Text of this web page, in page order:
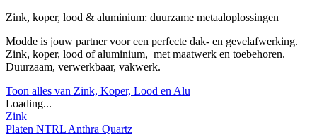
Zink, koper, lood & aluminium: duurzame metaaloplossingen
Modde is jouw partner voor een perfecte dak- en gevelafwerking.
Zink, koper, lood of aluminium, met maatwerk en toebehoren.
Duurzaam, verwerkbaar, vakwerk.
Toon alles van Zink, Koper, Lood en Alu
Loading...
Zink
Platen NTRL Anthra Quartz